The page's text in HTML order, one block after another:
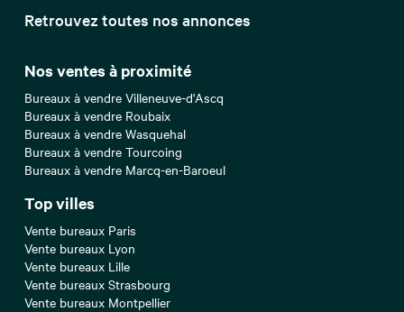
Retrouvez toutes nos annonces
Nos ventes à proximité
Bureaux à vendre Villeneuve-d'Ascq
Bureaux à vendre Roubaix
Bureaux à vendre Wasquehal
Bureaux à vendre Tourcoing
Bureaux à vendre Marcq-en-Baroeul
Top villes
Vente bureaux Paris
Vente bureaux Lyon
Vente bureaux Lille
Vente bureaux Strasbourg
Vente bureaux Montpellier